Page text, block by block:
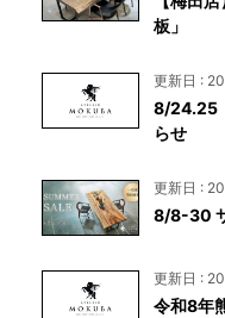
板」
更新日 :
8/24.25
らせ
更新日 :
8/8-30
更新日 :
令和8年